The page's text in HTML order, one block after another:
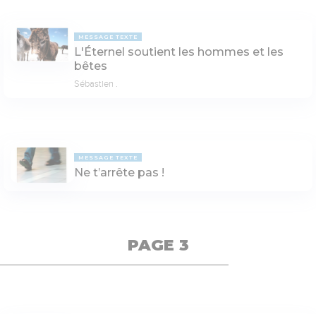
MESSAGE TEXTE
L'Éternel soutient les hommes et les
bêtes
Sébastien .
MESSAGE TEXTE
Ne t’arrête pas !
PAGE 3